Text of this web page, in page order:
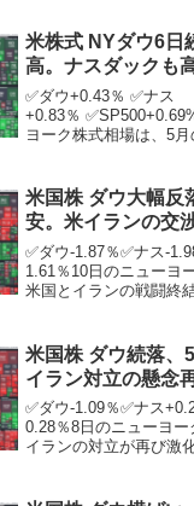
296．50ポイント高の2
上最...
米株式 NYダウ6日
高。ナスダックも
✅ダウ+0.43％ ✅ナス
+0.83％
ヨーク株式相場は、5月
株中心のナスダック総
米国株 ダウ大幅反
安。米イランの交
✅ダウ-1.87％✅ナス-
1.61％10日のニューヨ
米国とイランの戦闘終
は前日比8617万株減の
米国株 ダウ続落、
イラン対立の懸念
✅ダウ-1.09％✅ナス
0.28％8日のニューヨ
イランの対立が再び激